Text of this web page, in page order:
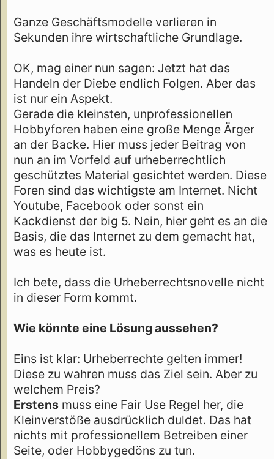
Ganze Geschäftsmodelle verlieren in
Sekunden ihre wirtschaftliche Grundlage.
OK, mag einer nun sagen: Jetzt hat das
Handeln der Diebe endlich Folgen. Aber das
ist nur ein Aspekt.
Gerade die kleinsten, unprofessionellen
Hobbyforen haben eine große Menge Ärger
an der Backe. Hier muss jeder Beitrag von
nun an im Vorfeld auf urheberrechtlich
geschütztes Material gesichtet werden. Diese
Foren sind das wichtigste am Internet. Nicht
Youtube, Facebook oder sonst ein
Kackdienst der big 5. Nein, hier geht es an die
Basis, die das Internet zu dem gemacht hat,
was es heute ist.
Ich bete, dass die Urheberrechtsnovelle nicht
in dieser Form kommt.
Wie könnte eine Lösung aussehen?
Eins ist klar: Urheberrechte gelten immer!
Diese zu wahren muss das Ziel sein. Aber zu
welchem Preis?
Erstens muss eine Fair Use Regel her, die
Kleinverstöße ausdrücklich duldet. Das hat
nichts mit professionellem Betreiben einer
Seite, oder Hobbygedöns zu tun.